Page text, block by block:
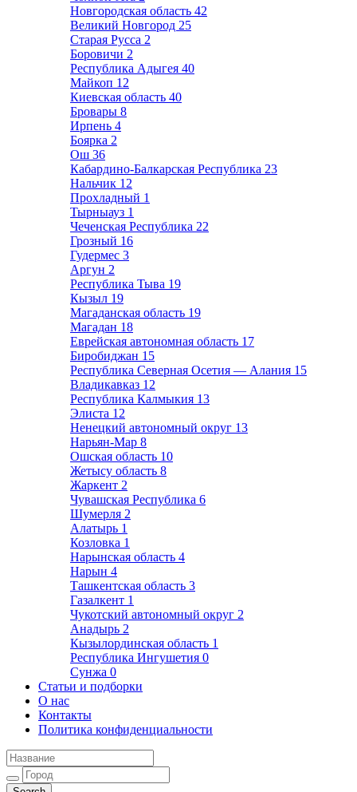
Новгородская область 42
Великий Новгород 25
Старая Русса 2
Боровичи 2
Республика Адыгея 40
Майкоп 12
Киевская область 40
Бровары 8
Ирпень 4
Боярка 2
Ош 36
Кабардино-Балкарская Республика 23
Нальчик 12
Прохладный 1
Тырныауз 1
Чеченская Республика 22
Грозный 16
Гудермес 3
Аргун 2
Республика Тыва 19
Кызыл 19
Магаданская область 19
Магадан 18
Еврейская автономная область 17
Биробиджан 15
Республика Северная Осетия — Алания 15
Владикавказ 12
Республика Калмыкия 13
Элиста 12
Ненецкий автономный округ 13
Нарьян-Мар 8
Ошская область 10
Жетысу область 8
Жаркент 2
Чувашская Республика 6
Шумерля 2
Алатырь 1
Козловка 1
Нарынская область 4
Нарын 4
Ташкентская область 3
Газалкент 1
Чукотский автономный округ 2
Анадырь 2
Кызылординская область 1
Республика Ингушетия 0
Сунжа 0
Статьи и подборки
О нас
Контакты
Политика конфиденциальности